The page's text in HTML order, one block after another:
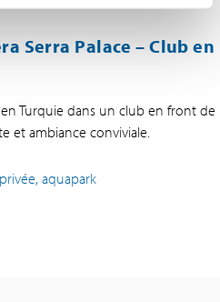
Serra Palace – Club en
Turquie dans un club en front de
et ambiance conviviale.
aquapark